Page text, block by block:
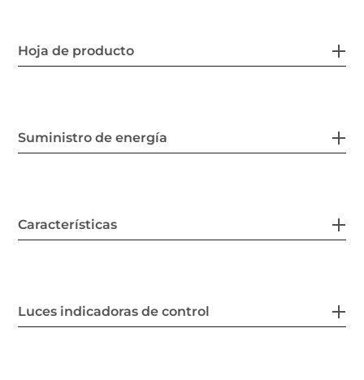
Hoja de producto
Suministro de energía
Características
Luces indicadoras de control